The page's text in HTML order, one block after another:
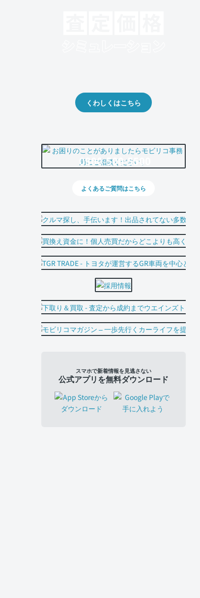
くわしくはこちら
0800-500-5500
よくあるご質問はこちら
スマホで新着情報を見逃さない
公式アプリを無料ダウンロード